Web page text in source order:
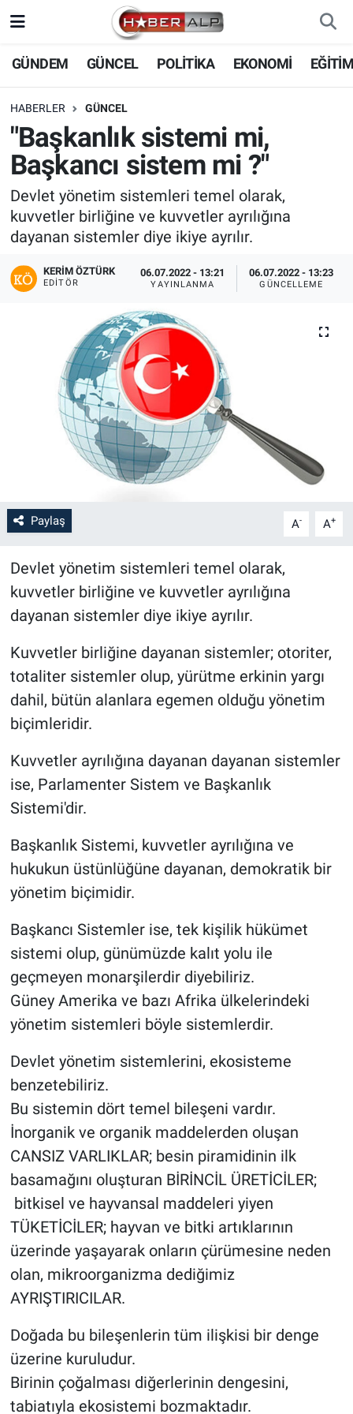
GÜNDEM GÜNCEL POLİTİKA EKONOMİ
HABERLER GÜNCEL
"Başkanlık sistemi mi,
Başkancı sistem mi ?"
Devlet yönetim sistemleri temel olarak,
kuvvetler birliğine ve kuvvetler ayrılığına
dayanan sistemler diye ikiye ayrılır.
KERIM ÖZTÜRK
EDITÖR
06.07.2022 - 13:21
YAYINLANMA
06.07.2022 - 13:23
GÜNCELLEME
Paylaş A- A+
Devlet yönetim sistemleri temel olarak,
kuvvetler birliğine ve kuvvetler ayrılığına
dayanan sistemler diye ikiye ayrılır.
Kuvvetler birliğine dayanan sistemler; otoriter,
totaliter sistemler olup, yürütme erkinin yargı
dahil, bütün alanlara egemen olduğu yönetim
biçimleridir.
Kuvvetler ayrılığına dayanan dayanan sistemler
ise, Parlamenter Sistem ve Başkanlık
Sistemi'dir.
Başkanlık Sistemi, kuvvetler ayrılığına ve
hukukun üstünlüğüne dayanan, demokratik bir
yönetim biçimidir.
Başkancı Sistemler ise, tek kişilik hükümet
sistemi olup, günümüzde kalıt yolu ile
geçmeyen monarşilerdir diyebiliriz.
Güney Amerika ve bazı Afrika ülkelerindeki
yönetim sistemleri böyle sistemlerdir.
Devlet yönetim sistemlerini, ekosisteme
benzetebiliriz.
Bu sistemin dört temel bileşeni vardır.
İnorganik ve organik maddelerden oluşan
CANSIZ VARLIKLAR; besin piramidinin ilk
basamağını oluşturan BİRİNCİL ÜRETİCİLER;
bitkisel ve hayvansal maddeleri yiyen
TÜKETİCİLER; hayvan ve bitki artıklarının
üzerinde yaşayarak onların çürümesine neden
olan, mikroorganizma dediğimiz
AYRIŞTIRICILAR.
Doğada bu bileşenlerin tüm ilişkisi bir denge
üzerine kuruludur.
Birinin çoğalması diğerlerinin dengesini,
tabiatıyla ekosistemi bozmaktadır.
Nöbetçi Eczaneler
Hava Durumu
Trafik Durumu
Süper Lig Puan Durumu ve Fikstür
Tüm Manşetler
Son Dakika Haberleri